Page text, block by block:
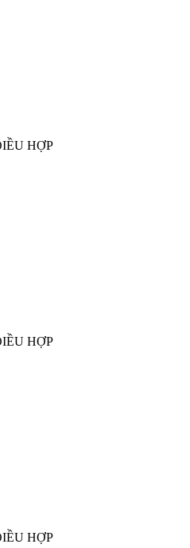
HỢP
HỢP
HỢP